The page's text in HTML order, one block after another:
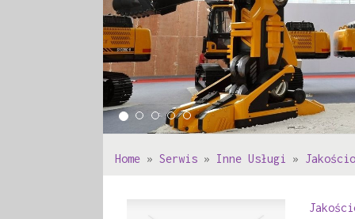
Home » Serwis » Inne Usługi »